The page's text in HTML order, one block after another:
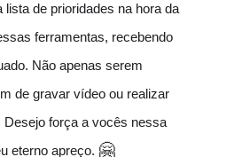
lista de prioridades na hora da
ferramentas, recebendo
Não apenas serem
de gravar vídeo ou realizar
Desejo força a vocês nessa
eterno apreço. 🤗♥